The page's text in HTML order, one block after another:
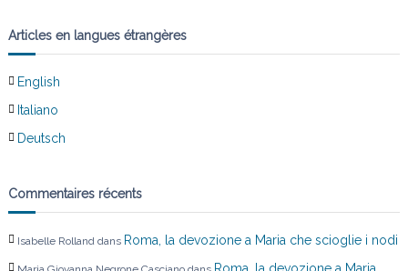
Articles en langues étrangères
English
Italiano
Deutsch
Commentaires récents
Isabelle Rolland dans Roma, la devozione a Maria che scioglie i nodi
Roma, la devozione a Maria